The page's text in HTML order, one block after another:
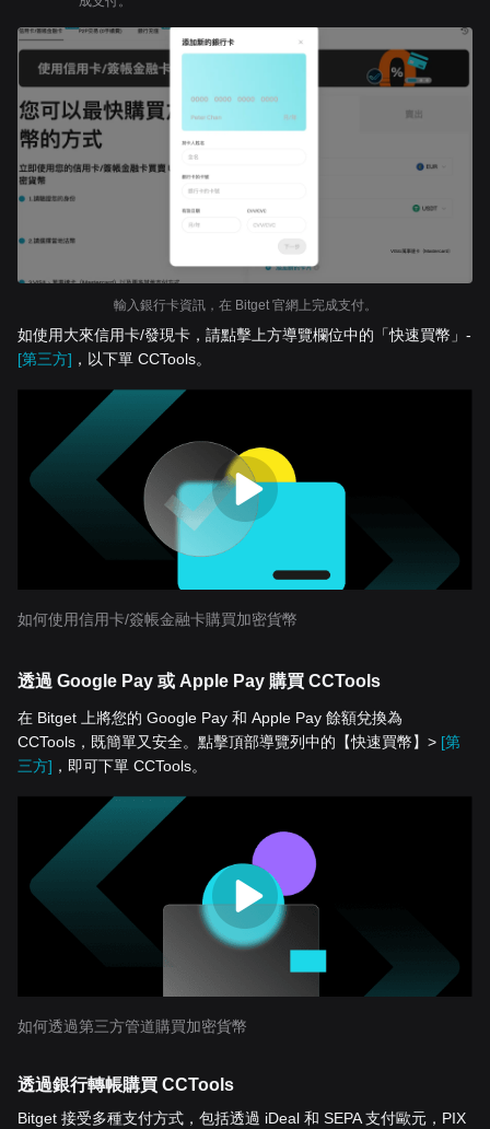
輸入銀行卡資訊，在 Bitget 官網上完成支付。
如使用大來信用卡/發現卡，請點擊上方導覽欄位中的「快速買幣」-
[第三方] ，以下單 CCTools。
如何使用信用卡/簽帳金融卡購買加密貨幣
透過 Google Pay 或 Apple Pay 購買 CCTools
在 Bitget 上將您的 Google Pay 和 Apple Pay 餘額兌換為
CCTools，既簡單又安全。點擊頂部導覽列中的【快速買幣】> [第
三方] ，即可下單 CCTools。
如何透過第三方管道購買加密貨幣
透過銀行轉帳購買 CCTools
Bitget 接受多種支付方式，包括透過 iDeal 和 SEPA 支付歐元，PIX